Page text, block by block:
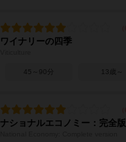
ワイナリーの四季
45～90分 13歳～
ナショナルエコノミー：完全版